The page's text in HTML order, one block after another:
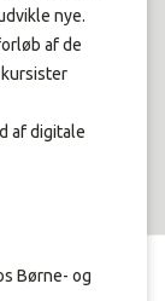
nye.
af de
af digitale
Børne- og